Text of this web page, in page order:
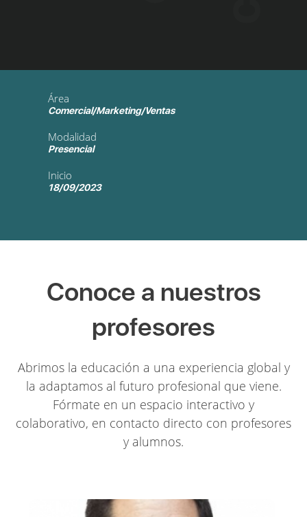
Área
Comercial/Marketing/Ventas
Modalidad
Presencial
Inicio
18/09/2023
Conoce a nuestros
profesores
Abrimos la educación a una experiencia global y
la adaptamos al futuro profesional que viene.
Fórmate en un espacio interactivo y
colaborativo, en contacto directo con profesores
y alumnos.